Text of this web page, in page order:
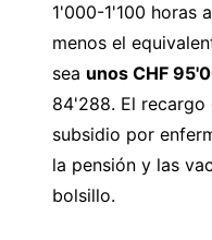
1'000-1'100 horas
menos el
sea unos CHF
84'288. El recargo
subsidio por
la pensión y las
bolsillo.